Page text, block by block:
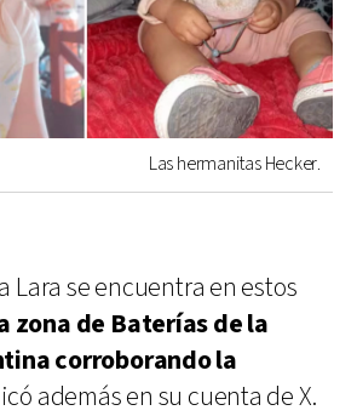
Las hermanitas Hecker.
Lara se encuentra en estos
zona de Baterías de la
corroborando la
además en su cuenta de X.